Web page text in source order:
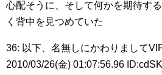
心配そうに、そして何かを期待す
く背中を見つめていた
36: 以下、名無しにかわりまして
2010/03/26(金) 01:07:56.96